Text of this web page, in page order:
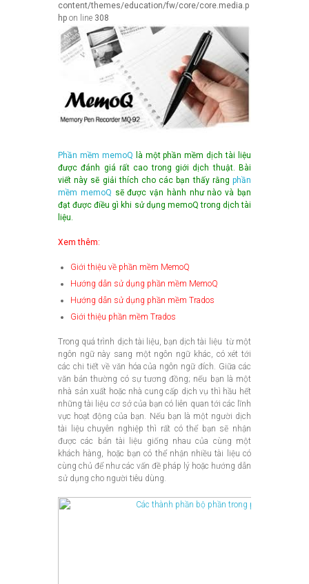
content/themes/education/fw/core/core.media.p
hp on line 308
Phần mềm memoQ là một phần mềm dịch tài liệu
được đánh giá rất cao trong giới dịch thuật. Bài
viết này sẽ giải thích cho các bạn thấy rằng phần
mềm memoQ sẽ được vận hành như nào và bạn
đạt được điều gì khi sử dụng memoQ trong dịch tài
liệu.
Xem thêm:
Giới thiệu về phần mềm MemoQ
Hướng dẫn sử dụng phần mềm MemoQ
Hướng dẫn sử dụng phần mềm Trados
Giới thiệu phần mềm Trados
Trong quá trình dịch tài liệu, bạn dịch tài liệu từ một
ngôn ngữ này sang một ngôn ngữ khác, có xét tới
các chi tiết về văn hóa của ngôn ngữ đích. Giữa các
văn bản thường có sự tương đồng; nếu bạn là một
nhà sản xuất hoặc nhà cung cấp dịch vụ thì hầu hết
những tài liệu cơ sở của bạn có liên quan tới các lĩnh
vực hoạt động của bạn. Nếu bạn là một người dịch
tài liệu chuyên nghiệp thì rất có thể bạn sẽ nhận
được các bản tài liệu giống nhau của cùng một
khách hàng, hoặc bạn có thể nhận nhiều tài liệu có
cùng chủ để như các vấn đề pháp lý hoặc hướng dẫn
sử dụng cho người tiêu dùng.